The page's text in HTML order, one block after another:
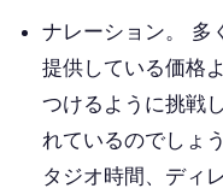
ナレーション。
多
提供している価格
つけるように挑戦
れているのでしょ
タジオ時間、ディ